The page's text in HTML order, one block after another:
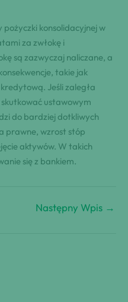
pożyczki konsolidacyjnej w
za zwłokę i
są zazwyczaj naliczane, a
takie jak
Jeśli zaległa
ustawowym
do bardziej dotkliwych
prawne, wzrost stóp
aktywów. W takich
się z bankiem.
Następny Wpis →